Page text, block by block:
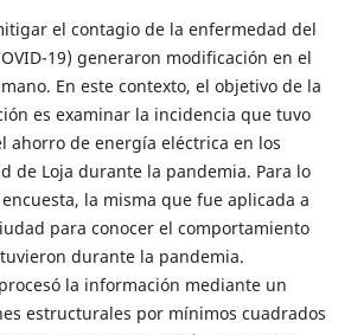
el contagio de la enfermedad del
19) generaron modificación en el
En este contexto, el objetivo de la
es examinar la incidencia que tuvo
ahorro de energía eléctrica en los
de Loja durante la pandemia. Para lo
la misma que fue aplicada a
para conocer el comportamiento
durante la pandemia.
la información mediante un
estructurales por mínimos cuadrados